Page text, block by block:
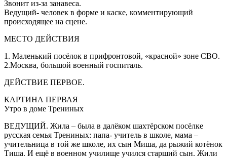
Звонит из-за занавеса.
Ведущий- человек в форме и каске, комментирующий
происходящее на сцене.
МЕСТО ДЕЙСТВИЯ
1. Маленький посёлок в прифронтовой, «красной» зоне СВО.
2.Москва, большой военный госпиталь.
ДЕЙСТВИЕ ПЕРВОЕ.
КАРТИНА ПЕРВАЯ
Утро в доме Трениных
ВЕДУЩИЙ. Жила – была в далёком шахтёрском посёлке
русская семья Трениных: папа- учитель в школе, мама –
учительница в той же школе, их сын Миша, да рыжий котёнок
Тиша. И ещё в военном училище учился старший сын. Жили